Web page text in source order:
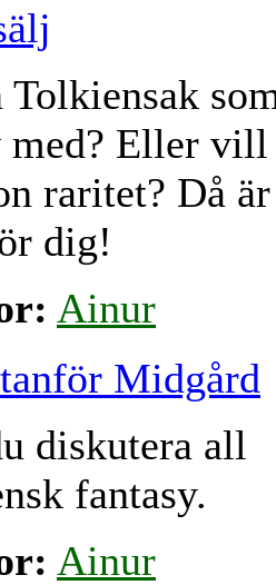
Tolkiensak
Eller vill
raritet? Då
dig!
Ainur
Midgård
diskutera all
fantasy.
Ainur